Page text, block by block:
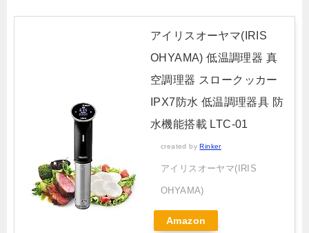
アイリスオーヤマ(IRIS
OHYAMA) 低温調理器 真
空調理器 スロークッカー
IPX7防水 低温調理器具 防
水機能搭載 ‎LTC-01
created byRinker
アイリスオーヤマ(IRIS
OHYAMA)
Amazon